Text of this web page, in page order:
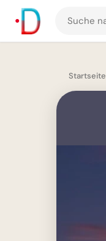
Suche
nach
und
Startseite